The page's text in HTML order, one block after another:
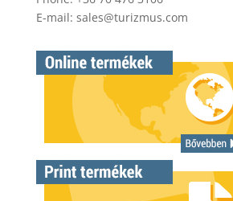
E-mail: sales@turizmus.com